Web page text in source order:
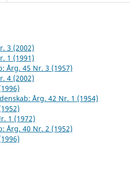
3 (2002)
1 (1991)
Årg. 45 Nr. 3 (1957)
4 (2002)
Årg. 42 Nr. 1 (1954)
1 (1972)
Årg. 40 Nr. 2 (1952)